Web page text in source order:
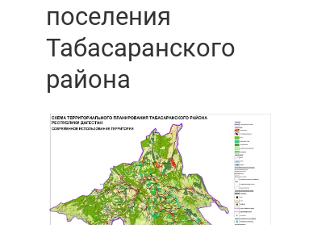
поселения
Табасаранского
района